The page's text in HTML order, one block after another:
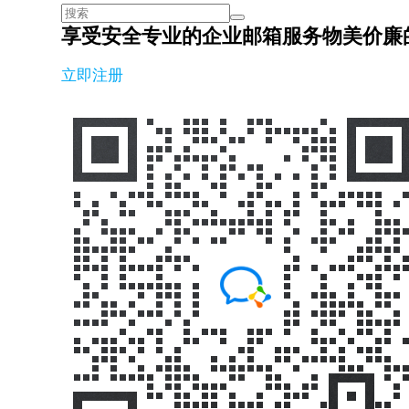
享受安全专业的企业邮箱服务物美价廉
立即注册